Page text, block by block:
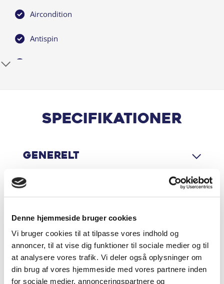
Denne hjemmeside bruger cookies
Vi bruger cookies til at tilpasse vores indhold og
annoncer, til at vise dig funktioner til sociale medier og til
at analysere vores trafik. Vi deler også oplysninger om
din brug af vores hjemmeside med vores partnere inden
for sociale medier, annonceringspartnere og
Aircondition
Antispin
Centrallås
El-spejle
Fjernbetjent centrallås
Infocenter
Specifikationer
Generelt
Motor & Ydelse
Økonomi